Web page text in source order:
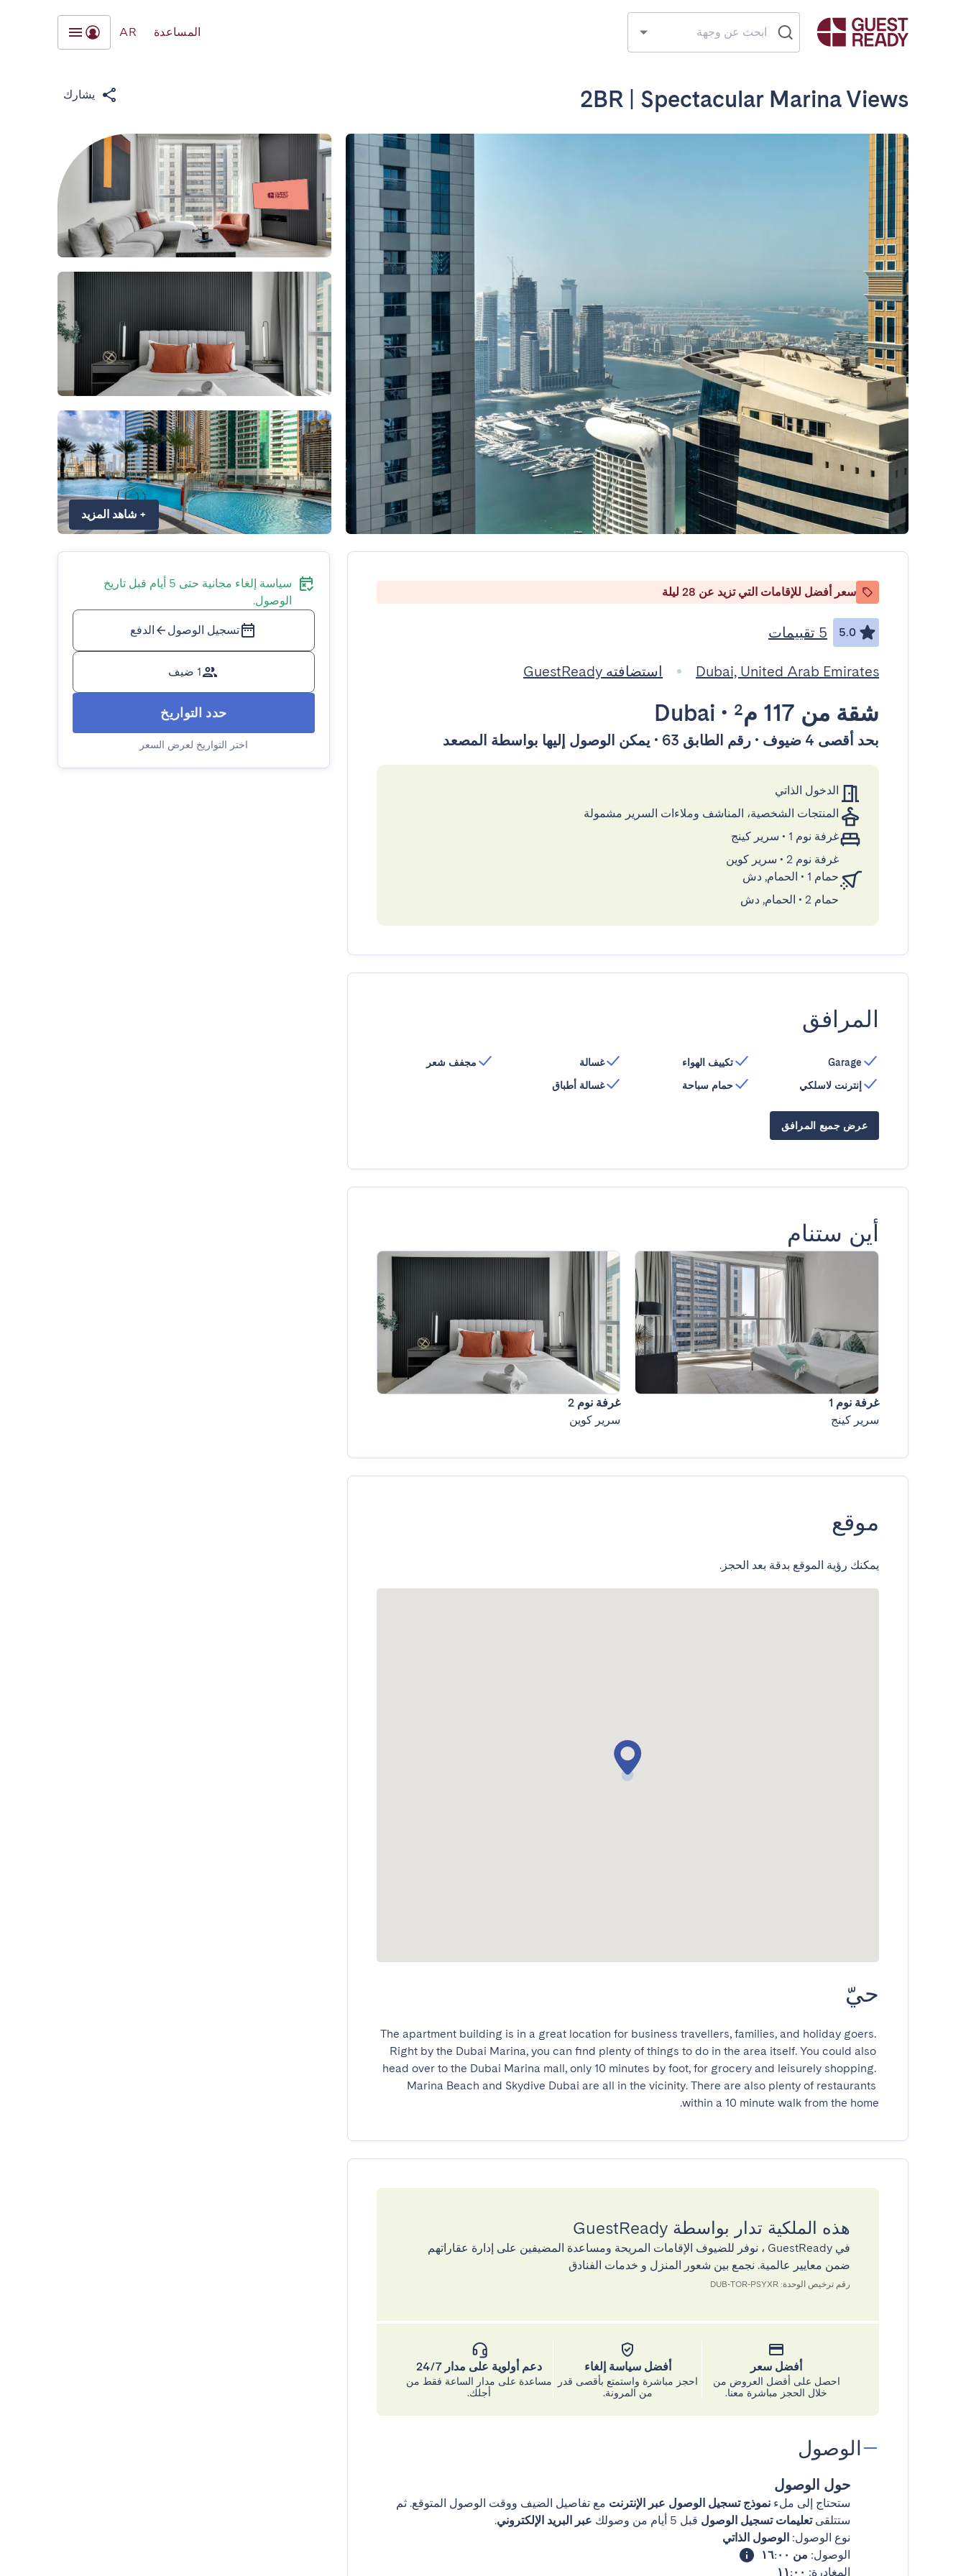
المساعدة AR
2BR | Spectacular Marina Views يشارك
+ شاهد المزيد
سعر أفضل للإقامات التي تزيد عن 28 ليلة
5.0 5 تقييمات
Dubai, United Arab Emirates استضافته GuestReady
شقة من 117 م² •
Dubai
بحد أقصى 4 ضيوف • رقم الطابق 63 • يمكن الوصول إليها بواسطة المصعد
الدخول الذاتي
المنتجات الشخصية، المناشف وملاءات السرير مشمولة
غرفة نوم 1
• سرير كينج
غرفة نوم 2
• سرير كوين
حمام 1
• الحمام, دش
حمام 2
• الحمام, دش
المرافق
Garage
إنترنت لاسلكي
تكييف الهواء
حمام سباحة
غسالة
غسالة أطباق
مجفف شعر
عرض جميع المرافق
أين ستنام
غرفة نوم 1
سرير كينج
غرفة نوم 2
سرير كوين
موقع
يمكنك رؤية الموقع بدقة بعد الحجز.
حيّ
The apartment building is in a great location for business travellers, families, and holiday goers.
Right by the Dubai Marina, you can find plenty of things to do in the area itself. You could also
head over to the Dubai Marina mall, only 10 minutes by foot, for grocery and leisurely shopping.
Marina Beach and Skydive Dubai are all in the vicinity. There are also plenty of restaurants
within a 10 minute walk from the home.
هذه الملكية تدار بواسطة GuestReady
في GuestReady ، نوفر للضيوف الإقامات المريحة ومساعدة المضيفين على إدارة عقاراتهم
ضمن معايير عالمية. نجمع بين شعور المنزل و خدمات الفنادق
رقم ترخيص الوحدة: DUB-TOR-PSYXR
أفضل سعر
احصل على أفضل العروض من
خلال الحجز مباشرة معنا.
أفضل سياسة إلغاء
احجز مباشرة واستمتع بأقصى قدر
من المرونة.
دعم أولوية على مدار 24/7
مساعدة على مدار الساعة فقط من
أجلك.
الوصول
حول الوصول
ستحتاج إلى ملء نموذج تسجيل الوصول عبر الإنترنت مع تفاصيل الضيف ووقت الوصول المتوقع. ثم
ستتلقىتعليمات تسجيل الوصول قبل 5 أيام من وصولك عبر البريد الإلكتروني.
نوع الوصول: الوصول الذاتي
الوصول: من ١٦:٠٠
المغادرة: ١١:٠٠
سياسة إلغاء مجانية حتى 5 أيام قبل تاريخ
الوصول.
تسجيل الوصول الدفع
1 ضيف
حدد التواريخ
اختر التواريخ لعرض السعر